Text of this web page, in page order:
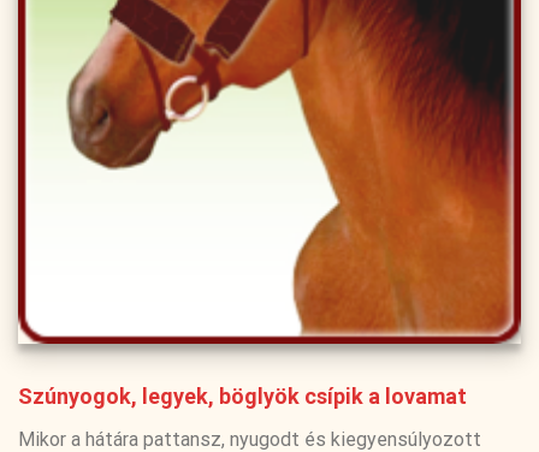
Szúnyogok, legyek, böglyök csípik a lovamat
Mikor a hátára pattansz, nyugodt és kiegyensúlyozott